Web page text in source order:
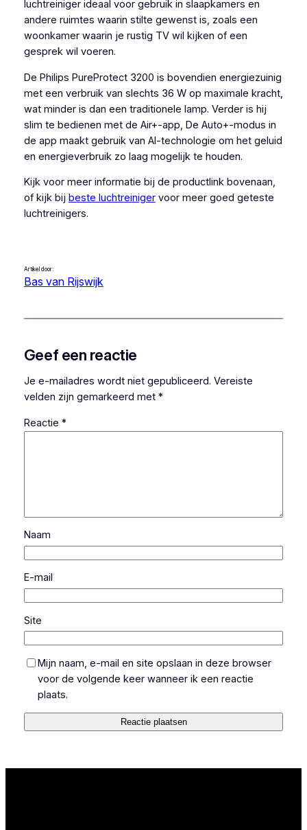
luchtreiniger ideaal voor gebruik in slaapkamers en
andere ruimtes waarin stilte gewenst is, zoals een
woonkamer waarin je rustig TV wil kijken of een
gesprek wil voeren.
De Philips PureProtect 3200 is bovendien energiezuinig
met een verbruik van slechts 36 W op maximale kracht,
wat minder is dan een traditionele lamp. Verder is hij
slim te bedienen met de Air+-app, De Auto+-modus in
de app maakt gebruik van AI-technologie om het geluid
en energieverbruik zo laag mogelijk te houden.
Kijk voor meer informatie bij de productlink bovenaan,
of kijk bij beste luchtreinigervoor meer goed geteste
luchtreinigers.
Artikel door:
Bas van Rijswijk
Geef een reactie
Je e-mailadres wordt niet gepubliceerd. Vereiste
velden zijn gemarkeerd met *
Reactie *
Naam
E-mail
Site
Mijn naam, e-mail en site opslaan in deze browser
voor de volgende keer wanneer ik een reactie
plaats.